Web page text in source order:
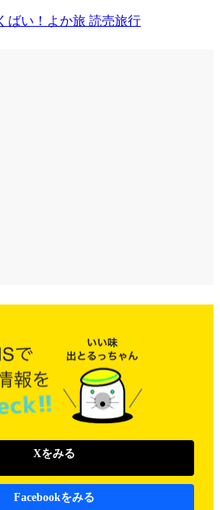
Xをみる
Facebookをみる